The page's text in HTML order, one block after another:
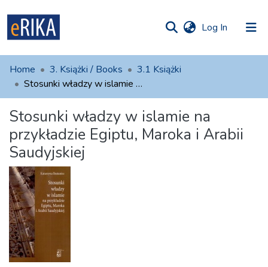
Log In (current)
UAFM
Information
Help
Contact
Home 3. Książki / Books
3.1 Książki
Stosunki władzy w islamie na przykładzie Egiptu, Maroka i Arabii Saudyjskiej
Stosunki władzy w islamie na
przykładzie Egiptu, Maroka i Arabii
Saudyjskiej